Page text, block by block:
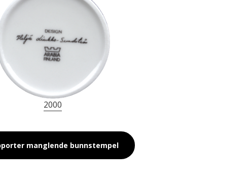
2000
manglende bunnstempel